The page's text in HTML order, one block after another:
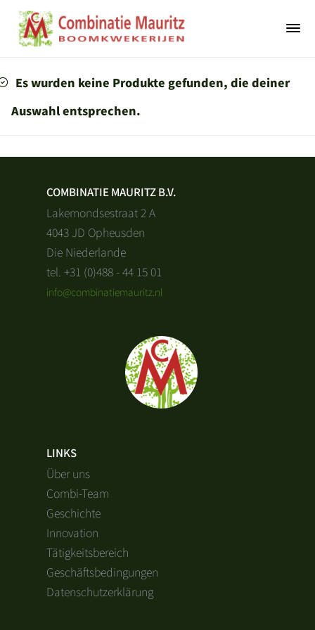
Es wurden keine Produkte gefunden, die deiner
Auswahl entsprechen.
COMBINATIE MAURITZ B.V.
Lakemondsestraat 2 A
4043 JD Opheusden
Die Niederlande
tel. +31 (0)488 - 44 15 01
info@combinatiemauritz.nl
LINKS
Über uns
Combi-Team
Geschichte
Innovation
Tätigkeitsbereich
Geschäftsbedingungen
Datenschutzerklärung